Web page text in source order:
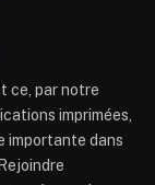
ce, par notre
imprimées,
importante dans